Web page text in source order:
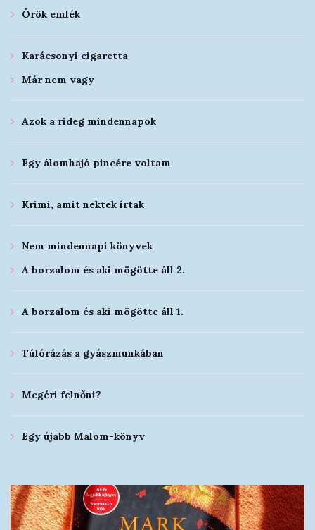
Örök emlék
Karácsonyi cigaretta
Már nem vagy
Azok a rideg mindennapok
Egy álomhajó pincére voltam
Krimi, amit nektek írtak
Nem mindennapi könyvek
A borzalom és aki mögötte áll 2.
A borzalom és aki mögötte áll 1.
Túlórázás a gyászmunkában
Megéri felnőni?
Egy újabb Malom-könyv